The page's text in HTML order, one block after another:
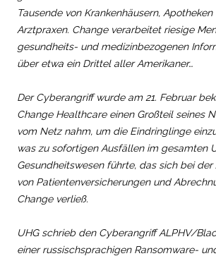
Tausende von Krankenhäusern, Apotheken
Arztpraxen. Change verarbeitet riesige
gesundheits- und medizinbezogenen
über etwa ein Drittel aller Amerikaner…
Der Cyberangriff wurde am 21. Februar
Change Healthcare einen Großteil seines
vom Netz nahm, um die Eindringlinge
was zu sofortigen Ausfällen im gesamten
Gesundheitswesen führte, das sich bei
von Patientenversicherungen und
Change verließ.
UHG schrieb den Cyberangriff ALPHV/
einer russischsprachigen Ransomware-